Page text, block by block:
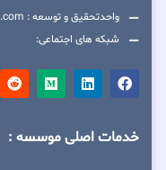
واحدتحقیق و توسعه : backend@sabtta.com
شبکه های اجتماعی:
خدمات اصلی موسسه :